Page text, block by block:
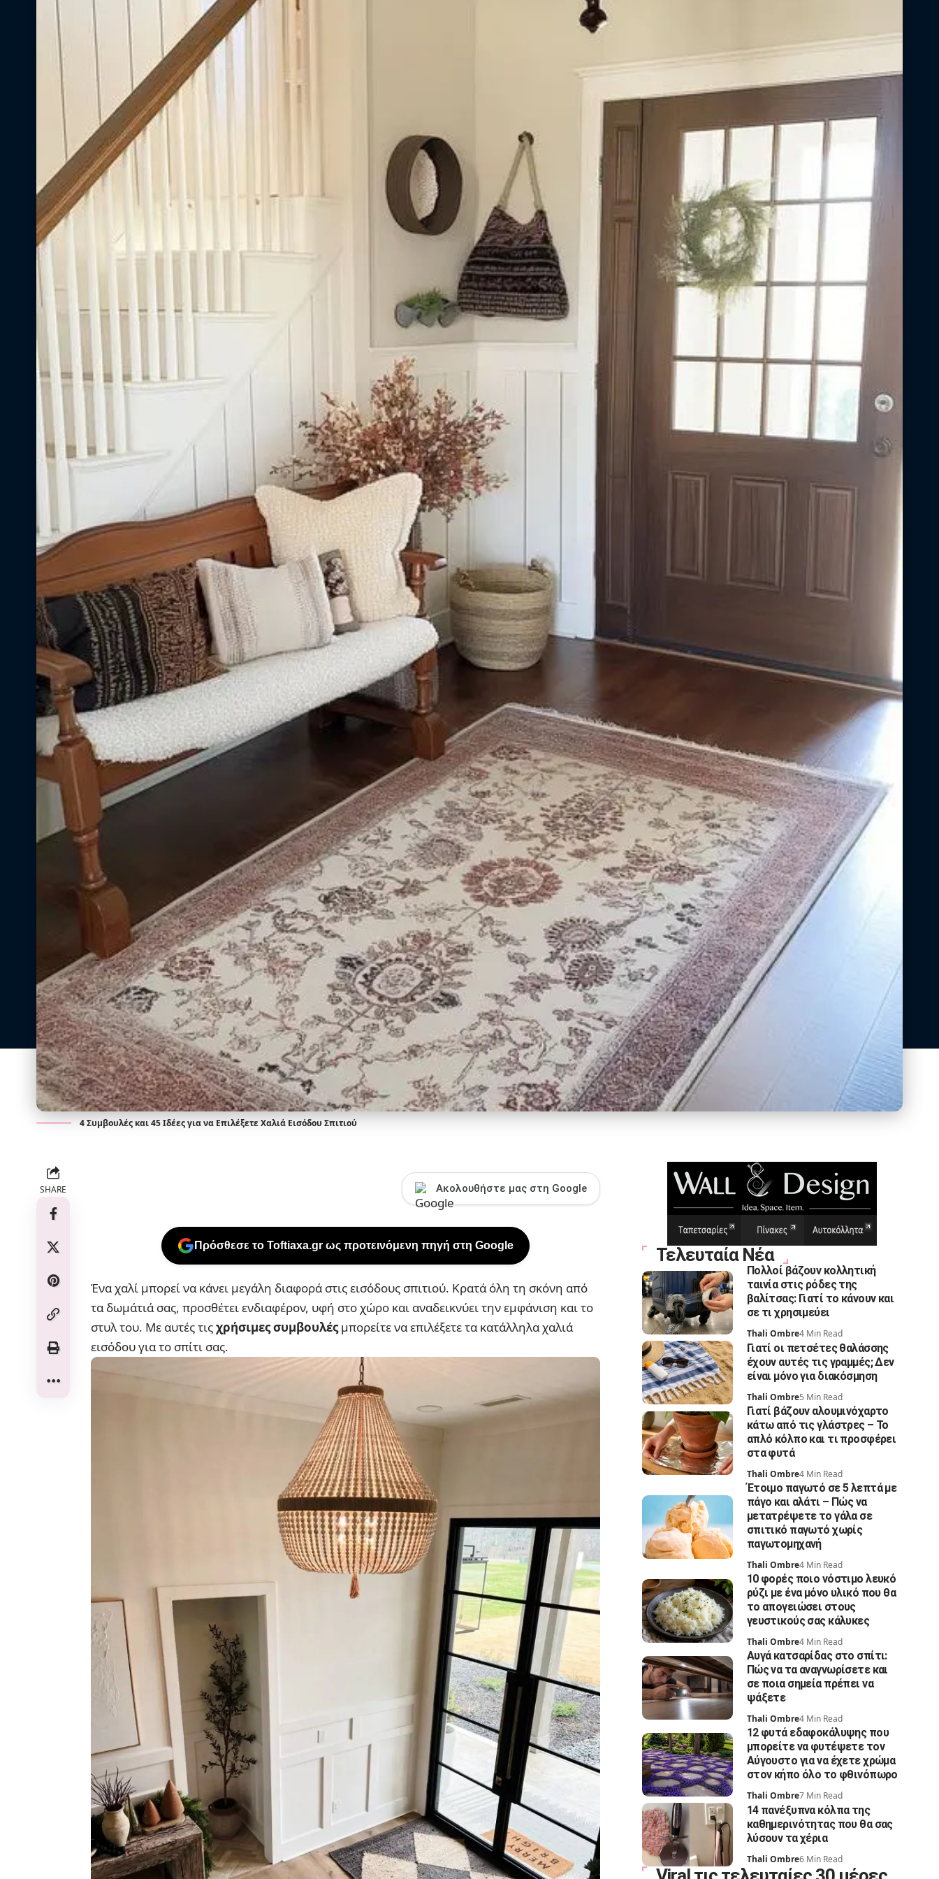
4 Συμβουλές και 45 Ιδέες για να Επιλέξετε Χαλιά Εισόδου Σπιτιού
SHARE Ακολουθήστε μας στη Google
Πρόσθεσε το Toftiaxa.gr ως προτεινόμενη πηγή στη Google
Ένα χαλί μπορεί να κάνει μεγάλη διαφορά στις εισόδους σπιτιού. Κρατά όλη τη σκόνη από
τα δωμάτιά σας, προσθέτει ενδιαφέρον, υφή στο χώρο και αναδεικνύει την εμφάνιση και το
στυλ του. Με αυτές τιςχρήσιμες συμβουλέςμπορείτε να επιλέξετε τα κατάλληλα χαλιά
εισόδου για το σπίτι σας.
Τελευταία Νέα
Πολλοί βάζουν κολλητική
ταινία στις ρόδες της
βαλίτσας: Γιατί το κάνουν και
σε τι χρησιμεύει
Thali Ombre4 Min Read
Γιατί οι πετσέτες θαλάσσης
έχουν αυτές τις γραμμές; Δεν
είναι μόνο για διακόσμηση
Thali Ombre5 Min Read
Γιατί βάζουν αλουμινόχαρτο
κάτω από τις γλάστρες – Το
απλό κόλπο και τι προσφέρει
στα φυτά
Thali Ombre4 Min Read
Έτοιμο παγωτό σε 5 λεπτά με
πάγο και αλάτι – Πώς να
μετατρέψετε το γάλα σε
σπιτικό παγωτό χωρίς
παγωτομηχανή
Thali Ombre4 Min Read
10 φορές ποιο νόστιμο λευκό
ρύζι με ένα μόνο υλικό που θα
το απογειώσει στους
γευστικούς σας κάλυκες
Thali Ombre4 Min Read
Αυγά κατσαρίδας στο σπίτι:
Πώς να τα αναγνωρίσετε και
σε ποια σημεία πρέπει να
ψάξετε
Thali Ombre4 Min Read
12 φυτά εδαφοκάλυψης που
μπορείτε να φυτέψετε τον
Αύγουστο για να έχετε χρώμα
στον κήπο όλο το φθινόπωρο
Thali Ombre7 Min Read
14 πανέξυπνα κόλπα της
καθημερινότητας που θα σας
λύσουν τα χέρια
Thali Ombre6 Min Read